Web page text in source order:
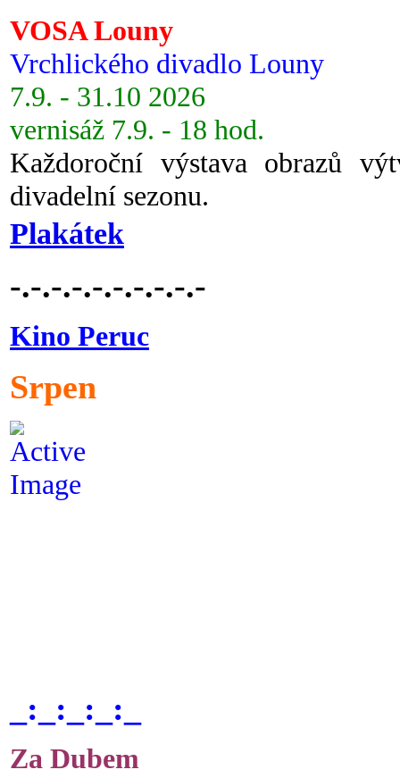
VOSA Louny
Vrchlického divadlo Louny
7.9. - 31.10 2026
vernisáž 7.9. - 18 hod.
Každoroční výstava obrazů
divadelní sezonu.
Plakátek
-.-.-.-.-.-.-.-.-.-
Kino Peruc
Srpen
_:_:_:_:_
Za Dubem